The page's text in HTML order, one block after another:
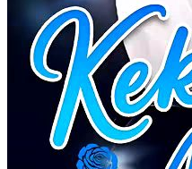
Identitas TersembunyiRomansa